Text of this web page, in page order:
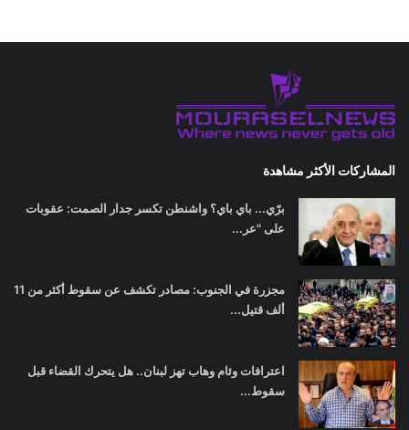
المشاركات الأكثر مشاهدة
برّي... باي باي؟ واشنطن تكسر جدار الصمت: عقوبات
على "عر...
مجزرة في الجنوب: مصادر تكشف عن سقوط أكثر من 11
ألف قتيل...
اعترافات وئام وهاب تهز لبنان.. هل يتحرك القضاء قبل
سقوط...